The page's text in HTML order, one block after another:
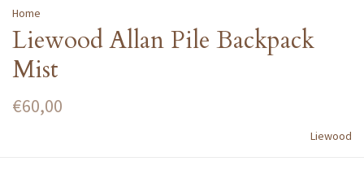
Home
Liewood Allan Pile Backpack
Mist
€60,00
Liewood